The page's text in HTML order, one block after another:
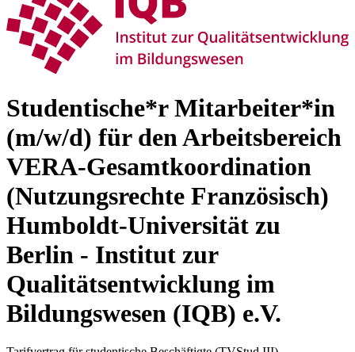
Studentische*r Mitarbeiter*in
(m/w/d) für den Arbeitsbereich
VERA-Gesamtkoordination
(Nutzungsrechte Französisch)
Humboldt-Universität zu
Berlin - Institut zur
Qualitätsentwicklung im
Bildungswesen (IQB) e.V.